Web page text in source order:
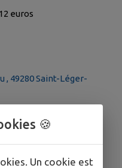
euros
, 49280 Saint-Léger-
🍪
Un cookie est